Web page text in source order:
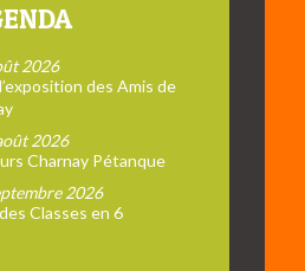
2026
des Amis de
2026
Charnay Pétanque
2026
Classes en 6